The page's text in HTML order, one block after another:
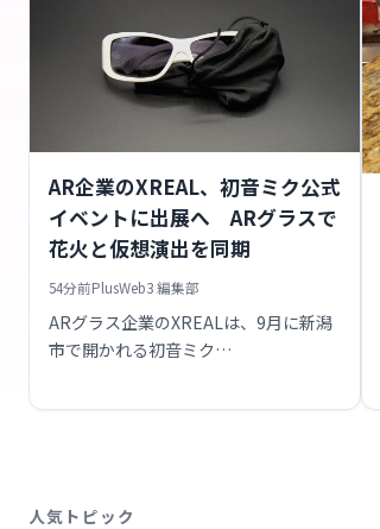
AR企業のXREAL、初音ミク公式
イベントに出展へ ARグラスで
花火と仮想演出を同期
54分前PlusWeb3 編集部
ARグラス企業のXREALは、9月に新潟
市で開かれる初音ミク…
人気トピック